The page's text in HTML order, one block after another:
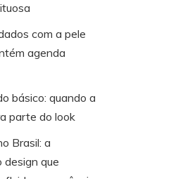
com a pele
agenda
básico: quando a
parte do look
Brasil: a
design que